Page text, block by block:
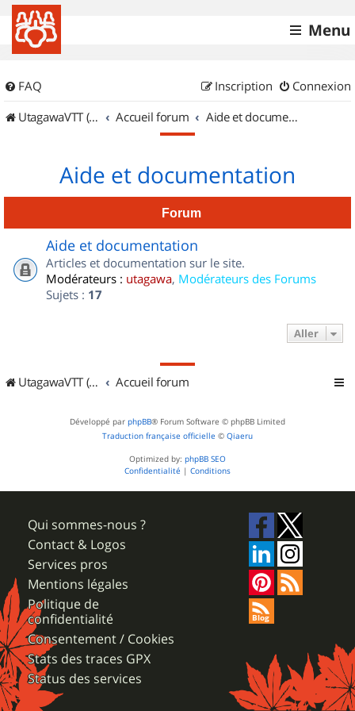
Menu
FAQ Connexion
Inscription
UtagawaVTT (Randos VTT et VTTAE avec traces GPS)
Accueil forum Aide et documentation
Aide et documentation
Forum
Aide et documentation
Articles et documentation sur le site.
Modérateurs : utagawa, Modérateurs des Forums
Sujets : 17
Aller
UtagawaVTT (Randos VTT et VTTAE avec traces GPS) Accueil forum
Développé par phpBB® Forum Software © phpBB Limited
Traduction française officielle © Qiaeru
Optimized by: phpBB SEO
Confidentialité | Conditions
Qui sommes-nous ?
Contact & Logos
Services pros
Mentions légales
Politique de
confidentialité
Consentement / Cookies
Stats des traces GPX
Status des services